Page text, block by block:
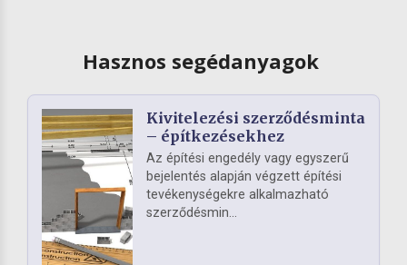
Hasznos segédanyagok
Kivitelezési szerződésminta
– építkezésekhez
Az építési engedély vagy egyszerű
bejelentés alapján végzett építési
tevékenységekre alkalmazható
szerződésmin...